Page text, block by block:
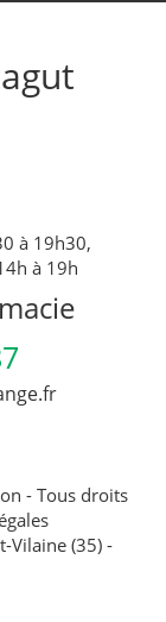
à 19h30,
à 19h
- Tous droits
Vilaine (35) -